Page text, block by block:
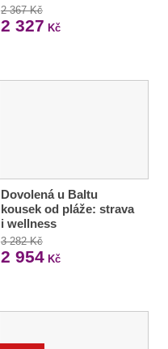
2 367 Kč
2 327 Kč
Dovolená u Baltu
kousek od pláže: strava
i wellness
3 282 Kč
2 954Kč